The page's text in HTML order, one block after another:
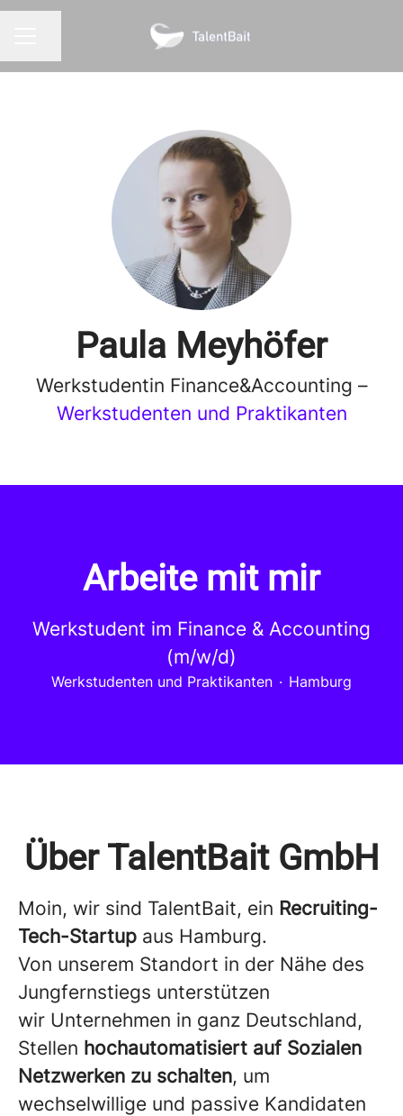
Paula Meyhöfer
Werkstudentin Finance&Accounting –
Werkstudenten und Praktikanten
Arbeite mit mir
Werkstudent im Finance & Accounting
(m/w/d)
Werkstudenten und Praktikanten · Hamburg
Über TalentBait GmbH
Moin, wir sind TalentBait, ein Recruiting-
Tech-Startup aus Hamburg.
Von unserem Standort in der Nähe des
Jungfernstiegs unterstützen
wir Unternehmen in ganz Deutschland,
Stellen hochautomatisiert auf Sozialen
Netzwerken zu schalten, um
wechselwillige und passive Kandidaten